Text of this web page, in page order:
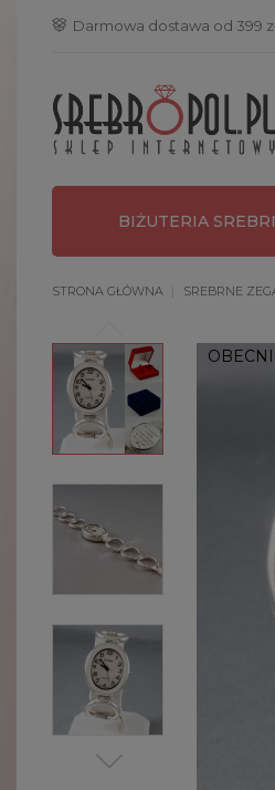
 Darmowa dostawa od 399
BIŻUTERIA
STRONA GŁÓWNA SREBRNE